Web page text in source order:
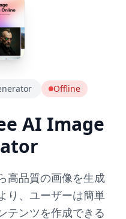
Offline
AI Image
高品質の画像を生成
り、ユーザーは簡単
テンツを作成できる